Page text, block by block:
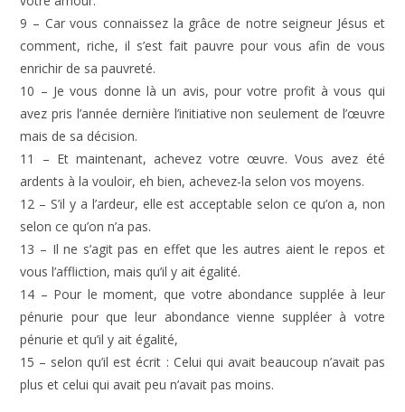
9 – Car vous connaissez la grâce de notre seigneur Jésus et
comment, riche, il s’est fait pauvre pour vous afin de vous
enrichir de sa pauvreté.
10 – Je vous donne là un avis, pour votre profit à vous qui
avez pris l’année dernière l’initiative non seulement de l’œuvre
mais de sa décision.
11 – Et maintenant, achevez votre œuvre. Vous avez été
ardents à la vouloir, eh bien, achevez-la selon vos moyens.
12 – S’il y a l’ardeur, elle est acceptable selon ce qu’on a, non
selon ce qu’on n’a pas.
13 – Il ne s’agit pas en effet que les autres aient le repos et
vous l’affliction, mais qu’il y ait égalité.
14 – Pour le moment, que votre abondance supplée à leur
pénurie pour que leur abondance vienne suppléer à votre
pénurie et qu’il y ait égalité,
15 – selon qu’il est écrit : Celui qui avait beaucoup n’avait pas
plus et celui qui avait peu n’avait pas moins.